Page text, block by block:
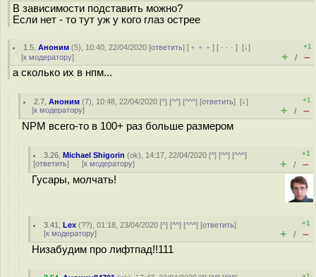
В зависимости подставить можно?
Если нет - то тут уж у кого глаз острее
1.5 ,Аноним (5), 10:40, 22/04/2020 [ответить] [ ﹢﹢﹢] [ · · ·][↓]
[к модератору]
+1
+ / –
а сколько их в нпм...
2.7 ,Аноним (7), 10:48, 22/04/2020 [^] [^^] [^^^] [ответить][↓]
[к модератору]
+1
+ / –
NPM всего-то в 100+ раз больше размером
3.26 ,Michael Shigorin (ok), 14:17, 22/04/2020 [^] [^^] [^^^]
[ответить] [к модератору]
+1
+ / –
Гусары, молчать!
3.41 ,Lex (??), 01:18, 23/04/2020 [^] [^^] [^^^] [ответить]
[к модератору]
+1
+ / –
Низабудим про лифтпад!!111